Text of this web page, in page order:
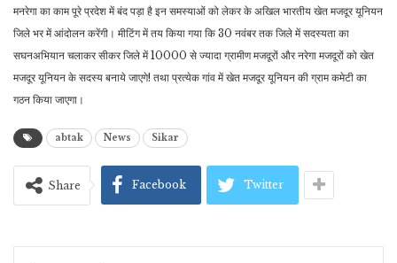
मनरेगा का काम पूरे प्रदेश में बंद पड़ा है इन समस्याओं को लेकर के अखिल भारतीय खेत मजदूर यूनियन
जिले भर में आंदोलन करेंगी। मीटिंग में तय किया गया कि 30 नवंबर तक जिले में सदस्यता का
सघनअभियान चलाकर सीकर जिले में 10000 से ज्यादा ग्रामीण मजदूरों और नरेगा मजदूरों को खेत
मजदूर यूनियन के सदस्य बनाये जाएगे! तथा प्रत्येक गांव में खेत मजदूर यूनियन की ग्राम कमेटी का
गठन किया जाएगा।
abtak News Sikar
Share Facebook Twitter